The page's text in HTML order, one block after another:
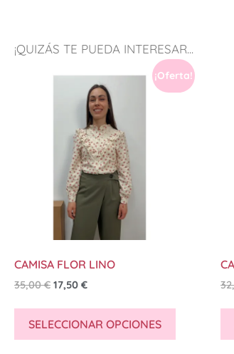
¡QUIZÁS TE PUEDA INTERESAR...
¡Oferta!
CAMISA FLOR LINO
35,00€ 17,50 €
SELECCIONAR OPCIONES